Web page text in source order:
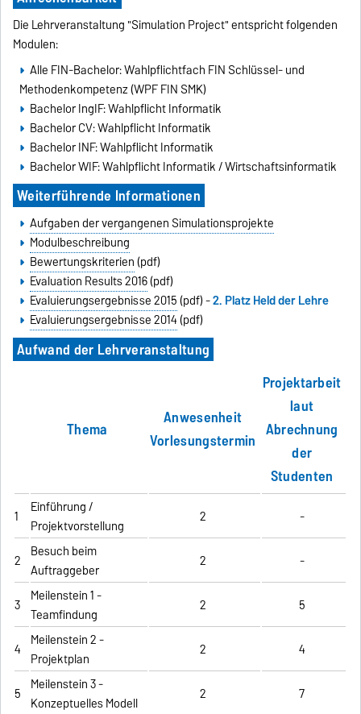
Die Lehrveranstaltung "Simulation Project" entspricht folgenden
Modulen:
Alle FIN-Bachelor: Wahlpflichtfach FIN Schlüssel- und
Methodenkompetenz (WPF FIN SMK)
Bachelor IngIF: Wahlpflicht Informatik
Bachelor CV: Wahlpflicht Informatik
Bachelor INF: Wahlpflicht Informatik
Bachelor WIF: Wahlpflicht Informatik / Wirtschaftsinformatik
Weiterführende Informationen
Aufgaben der vergangenen Simulationsprojekte
Modulbeschreibung
Bewertungskriterien(pdf)
Evaluation Results 2016(pdf)
Evaluierungsergebnisse 2015(pdf) -2. Platz Held der Lehre
Evaluierungsergebnisse 2014(pdf)
Aufwand der Lehrveranstaltung
Thema
Anwesenheit
Vorlesungstermin
Projektarbeit
laut
Abrechnung
der
Studenten
1
Einführung /
Projektvorstellung
2 -
2 Besuch beim
Auftraggeber
2 -
3 Meilenstein 1 -
Teamfindung
2 5
4 Meilenstein 2 -
Projektplan
2 4
5 Meilenstein 3 -
Konzeptuelles Modell
2 7